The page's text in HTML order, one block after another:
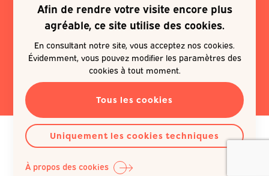
Je souhaite m'inscrire à une
newsletter
EN SAVOIR PLUS
Afin de rendre votre visite encore plus
agréable, ce site utilise des cookies.
En consultant notre site, vous acceptez nos cookies.
Évidemment, vous pouvez modifier les paramètres des
cookies à tout moment.
Tous les cookies
Uniquement les cookies techniques
À propos des cookies